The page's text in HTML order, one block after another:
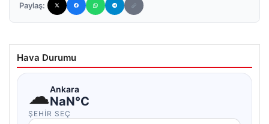
Paylaş:
Hava Durumu
☁Ankara
NaN°C
ŞEHIR SEÇ